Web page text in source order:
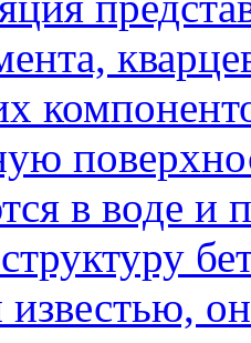
в воде и
известью,